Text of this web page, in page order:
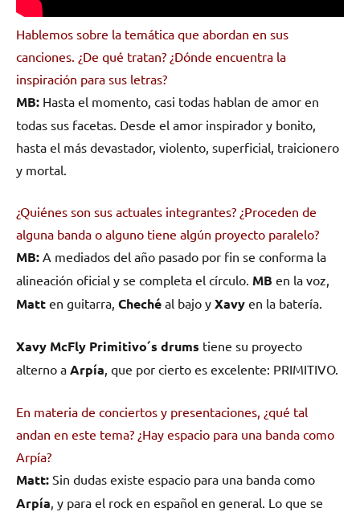
Hablemos sobre la temática que abordan en sus
canciones. ¿De qué tratan? ¿Dónde encuentra la
inspiración para sus letras?
MB: Hasta el momento, casi todas hablan de amor en
todas sus facetas. Desde el amor inspirador y bonito,
hasta el más devastador, violento, superficial, traicionero
y mortal.
¿Quiénes son sus actuales integrantes? ¿Proceden de
alguna banda o alguno tiene algún proyecto paralelo?
MB: A mediados del año pasado por fin se conforma la
alineación oficial y se completa el círculo. MB en la voz,
Matt en guitarra, Cheché al bajo y Xavy en la batería.
Xavy McFly Primitivo´s drums tiene su proyecto
alterno a Arpía , que por cierto es excelente: PRIMITIVO.
En materia de conciertos y presentaciones, ¿qué tal
andan en este tema? ¿Hay espacio para una banda como
Arpía?
Matt: Sin dudas existe espacio para una banda como
Arpía , y para el rock en español en general. Lo que se